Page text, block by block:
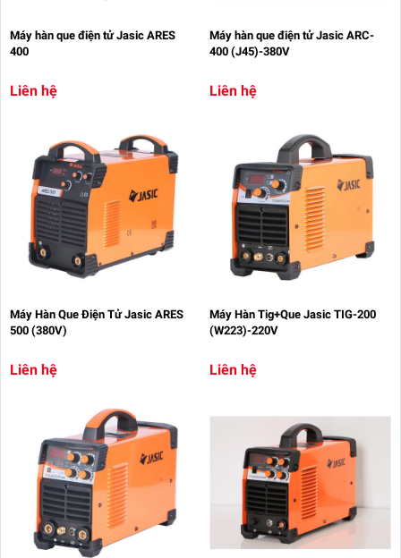
Máy hàn que điện tử Jasic ARES
400
Liên hệ
Máy hàn que điện tử Jasic ARC-
400 (J45)-380V
Liên hệ
Máy Hàn Que Điện Tử Jasic ARES
500 (380V)
Liên hệ
Máy Hàn Tig+Que Jasic TIG-200
(W223)-220V
Liên hệ